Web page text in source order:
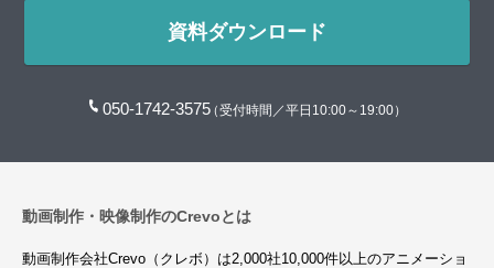
資料ダウンロード
050-1742-3575（受付時間／平日10:00～19:00）
動画制作・映像制作のCrevoとは
動画制作会社Crevo（クレボ）は2,000社10,000件以上のアニメーショ